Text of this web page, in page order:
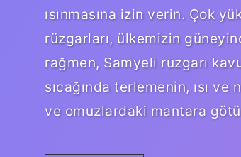
ısınmasına izin verin. Çok
rüzgarları, ülkemizin
rağmen, Samyeli rüzgarı
sıcağında terlemenin, ısı
ve omuzlardaki mantara